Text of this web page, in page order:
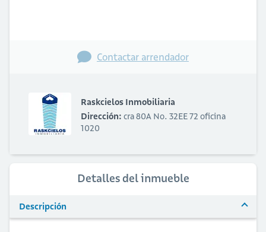
Contactar arrendador
Raskcielos Inmobiliaria
Dirección: cra 80A No. 32EE 72 oficina
1020
Detalles del inmueble
Descripción